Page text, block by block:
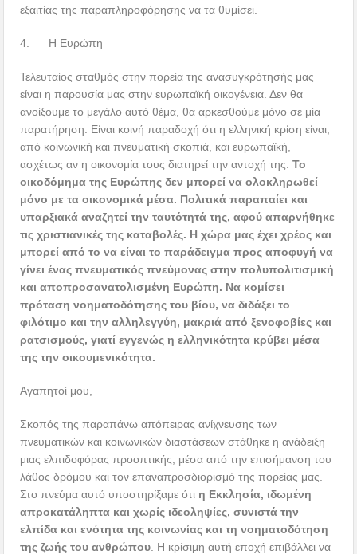
εξαιτίας της παραπληροφόρησης να τα θυμίσει.
4. Η Ευρώπη
Τελευταίος σταθμός στην πορεία της ανασυγκρότησής μας
είναι η παρουσία μας στην ευρωπαϊκή οικογένεια. Δεν θα
ανοίξουμε το μεγάλο αυτό θέμα, θα αρκεσθούμε μόνο σε μία
παρατήρηση. Είναι κοινή παραδοχή ότι η ελληνική κρίση είναι,
από κοινωνική και πνευματική σκοπιά, και ευρωπαϊκή,
ασχέτως αν η οικονομία τους διατηρεί την αντοχή της.Το
οικοδόμημα της Ευρώπης δεν μπορεί να ολοκληρωθεί
μόνο με τα οικονομικά μέσα. Πολιτικά παραπαίει και
υπαρξιακά αναζητεί την ταυτότητά της, αφού απαρνήθηκε
τις χριστιανικές της καταβολές. Η χώρα μας έχει χρέος και
μπορεί από το να είναι το παράδειγμα προς αποφυγή να
γίνει ένας πνευματικός πνεύμονας στην πολυπολιτισμική
και αποπροσανατολισμένη Ευρώπη. Να κομίσει
πρόταση νοηματοδότησης του βίου, να διδάξει το
φιλότιμο και την αλληλεγγύη, μακριά από ξενοφοβίες και
ρατσισμούς, γιατί εγγενώς η ελληνικότητα κρύβει μέσα
της την οικουμενικότητα.
Αγαπητοί μου,
Σκοπός της παραπάνω απόπειρας ανίχνευσης των
πνευματικών και κοινωνικών διαστάσεων στάθηκε η ανάδειξη
μιας ελπιδοφόρας προοπτικής, μέσα από την επισήμανση του
λάθος δρόμου και τον επαναπροσδιορισμό της πορείας μας.
Στο πνεύμα αυτό υποστηρίξαμε ότιη Εκκλησία, ιδωμένη
απροκατάληπτα και χωρίς ιδεοληψίες, συνιστά την
ελπίδα και ενότητα της κοινωνίας και τη νοηματοδότηση
της ζωής του ανθρώπου . Η κρίσιμη αυτή εποχή επιβάλλει να